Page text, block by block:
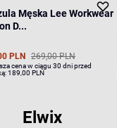
Męska Lee Workwear
D...
PLN 269,00 PLN
cena w ciągu 30 dni przed
189,00 PLN
Elwix